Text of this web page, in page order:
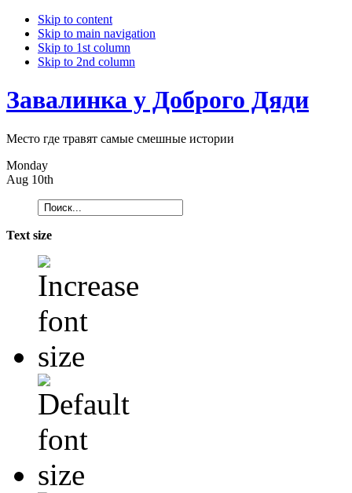
Skip to content
Skip to main navigation
Skip to 1st column
Skip to 2nd column
Завалинка у Доброго Дяди
Место где травят самые смешные истории
Monday
Aug 10th
Text size